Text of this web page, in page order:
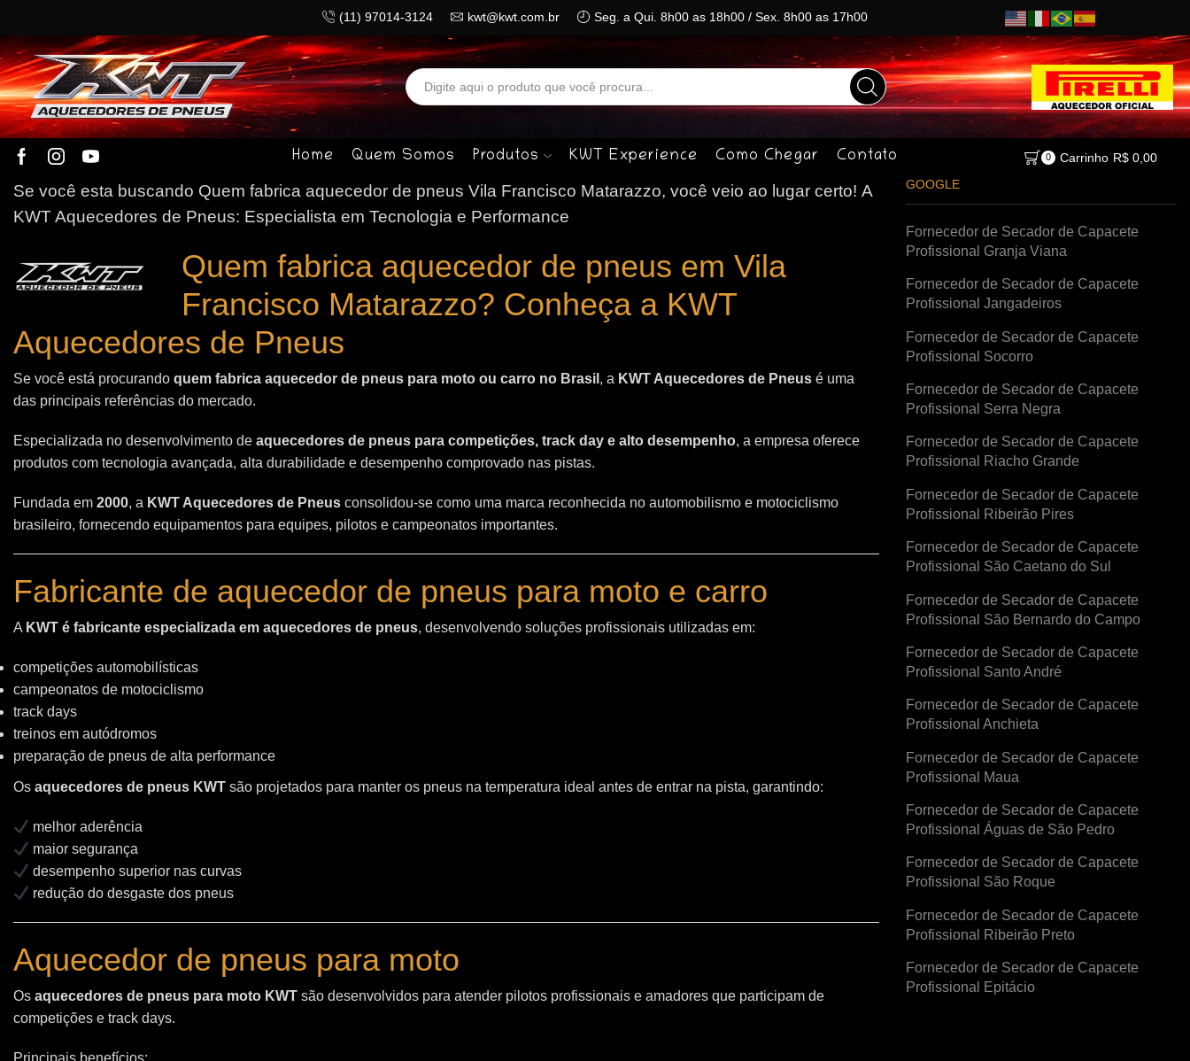
(11) 97014-3124 kwt@kwt.com.br Seg. a Qui. 8h00 as 18h00 / Sex. 8h00 as 17h00
Search
input
Home Quem Somos Produtos KWT Experience Como Chegar Contato 0 Carrinho R$0,00
Se você esta buscando Quem fabrica aquecedor de pneus Vila Francisco Matarazzo, você veio ao lugar certo! A
KWT Aquecedores de Pneus: Especialista em Tecnologia e Performance
Quem fabrica aquecedor de pneus em Vila
Francisco Matarazzo? Conheça a KWT
Aquecedores de Pneus
Se você está procurando quem fabrica aquecedor de pneus para moto ou carro no Brasil , a KWT Aquecedores de Pneus é uma
das principais referências do mercado.
Especializada no desenvolvimento de aquecedores de pneus para competições, track day e alto desempenho, a empresa oferece
produtos com tecnologia avançada, alta durabilidade e desempenho comprovado nas pistas.
Fundada em 2000, a KWT Aquecedores de Pneus consolidou-se como uma marca reconhecida no automobilismo e motociclismo
brasileiro, fornecendo equipamentos para equipes, pilotos e campeonatos importantes.
Fabricante de aquecedor de pneus para moto e carro
A KWT é fabricante especializada em aquecedores de pneus, desenvolvendo soluções profissionais utilizadas em:
competições automobilísticas
campeonatos de motociclismo
track days
treinos em autódromos
preparação de pneus de alta performance
Os aquecedores de pneus KWT são projetados para manter os pneus na temperatura ideal antes de entrar na pista, garantindo:
melhor aderência
maior segurança
desempenho superior nas curvas
redução do desgaste dos pneus
Aquecedor de pneus para moto
Os aquecedores de pneus para moto KWT são desenvolvidos para atender pilotos profissionais e amadores que participam de
competições e track days.
GOOGLE
Fornecedor de Secador de Capacete
Profissional Granja Viana
Fornecedor de Secador de Capacete
Profissional Jangadeiros
Fornecedor de Secador de Capacete
Profissional Socorro
Fornecedor de Secador de Capacete
Profissional Serra Negra
Fornecedor de Secador de Capacete
Profissional Riacho Grande
Fornecedor de Secador de Capacete
Profissional Ribeirão Pires
Fornecedor de Secador de Capacete
Profissional São Caetano do Sul
Fornecedor de Secador de Capacete
Profissional São Bernardo do Campo
Fornecedor de Secador de Capacete
Profissional Santo André
Fornecedor de Secador de Capacete
Profissional Anchieta
Fornecedor de Secador de Capacete
Profissional Maua
Fornecedor de Secador de Capacete
Profissional Águas de São Pedro
Fornecedor de Secador de Capacete
Profissional São Roque
Fornecedor de Secador de Capacete
Profissional Ribeirão Preto
Fornecedor de Secador de Capacete
Profissional Epitácio